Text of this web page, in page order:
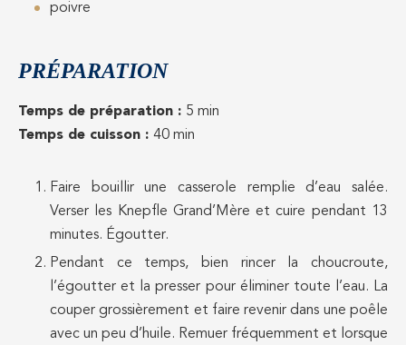
poivre
PRÉPARATION
Temps de préparation : 5 min
Temps de cuisson : 40 min
Faire bouillir une casserole remplie d’eau salée.
Verser les Knepfle Grand’Mère et cuire pendant 13
minutes. Égoutter.
Pendant ce temps, bien rincer la choucroute,
l’égoutter et la presser pour éliminer toute l’eau. La
couper grossièrement et faire revenir dans une poêle
avec un peu d’huile. Remuer fréquemment et lorsque